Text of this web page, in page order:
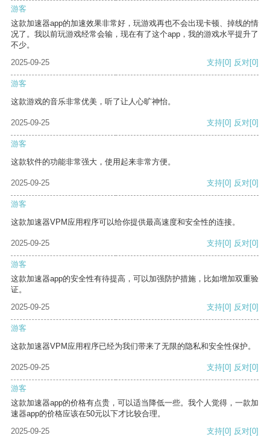
游客
这款加速器app的加速效果非常好，玩游戏再也不会出现卡顿、掉线的情
况了。我以前玩游戏经常会输，现在有了这个app，我的游戏水平提升了
不少。
2025-09-25
支持[0] 反对[0]
游客
这款游戏的音乐非常优美，听了让人心旷神怡。
2025-09-25 支持[0] 反对[0]
游客
这款软件的功能非常强大，使用起来非常方便。
2025-09-25 支持[0] 反对[0]
游客
这款加速器VPM应用程序可以给你提供最高速度和安全性的连接。
2025-09-25 支持[0] 反对[0]
游客
这款加速器app的安全性有待提高，可以加强防护措施，比如增加双重验
证。
2025-09-25
支持[0] 反对[0]
游客
这款加速器VPM应用程序已经为我们带来了无限的隐私和安全性保护。
2025-09-25 支持[0] 反对[0]
游客
这款加速器app的价格有点贵，可以适当降低一些。我个人觉得，一款加
速器app的价格应该在50元以下才比较合理。
2025-09-25
支持[0] 反对[0]